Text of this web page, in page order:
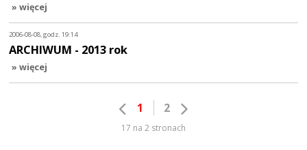
» więcej
2006-08-08, godz. 19:14
ARCHIWUM - 2013 rok
» więcej
1 2
17 na 2 stronach